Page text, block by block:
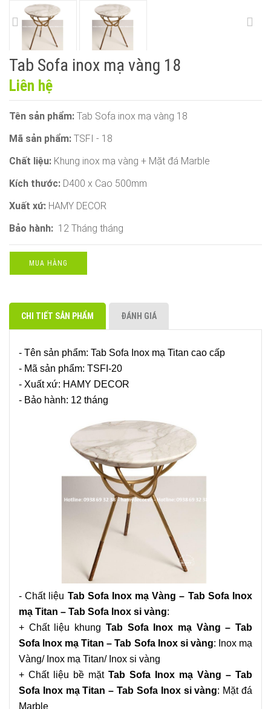
Tab Sofa inox mạ vàng 18
Liên hệ
Tên sản phẩm: Tab Sofa inox mạ vàng 18
Mã sản phẩm: TSFI - 18
Chất liệu: Khung inox mạ vàng + Mặt đá Marble
Kích thước: D400 x Cao 500mm
Xuất xứ: HAMY DECOR
Bảo hành: 12 Tháng tháng
MUA HÀNG
CHI TIẾT SẢN PHẨM ĐÁNH GIÁ
- Tên sản phẩm: Tab Sofa Inox mạ Titan cao cấp
- Mã sản phẩm: TSFI-20
- Xuất xứ: HAMY DECOR
- Bảo hành: 12 tháng
- Chất liệu Tab Sofa Inox mạ Vàng – Tab Sofa Inox
mạ Titan – Tab Sofa Inox si vàng:
+ Chất liệu khung Tab Sofa Inox mạ Vàng – Tab
Sofa Inox mạ Titan – Tab Sofa Inox si vàng: Inox mạ
Vàng/ Inox mạ Titan/ Inox si vàng
+ Chất liệu bề mặtTab Sofa Inox mạ Vàng – Tab
Sofa Inox mạ Titan – Tab Sofa Inox si vàng: Mặt đá
Marble